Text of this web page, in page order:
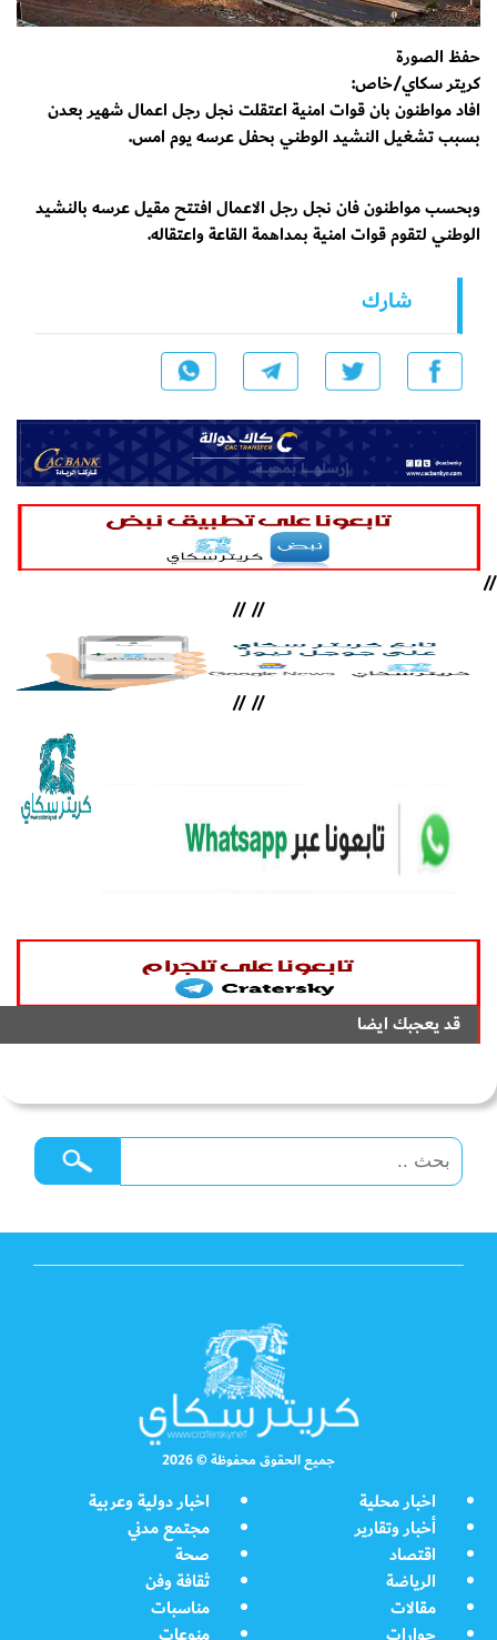
حفظ الصورة
كريتر سكاي/خاص:
افاد مواطنون بان قوات امنية اعتقلت نجل رجل اعمال شهير بعدن
بسبب تشغيل النشيد الوطني بحفل عرسه يوم امس.
وبحسب مواطنون فان نجل رجل الاعمال افتتح مقيل عرسه بالنشيد
الوطني لتقوم قوات امنية بمداهمة القاعة واعتقاله.
شارك
//
//
//
//
//
قد يعجبك ايضا
جميع الحقوق محفوظة © 2026
اخبار محلية
اخبار دولية وعربية
أخبار وتقارير
مجتمع مدني
اقتصاد
صحة
الرياضة
ثقافة وفن
مقالات
مناسبات